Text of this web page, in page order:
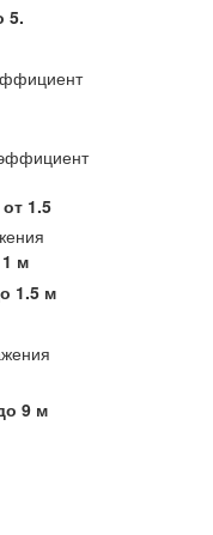
5.
от 1.5
м
1.5 м
9 м